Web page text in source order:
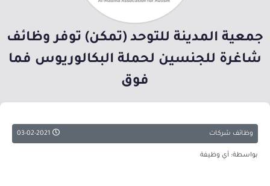
جمعية المدينة للتوحد (تمكن) توفر وظائف
شاغرة للجنسين لحملة البكالوريوس فما
فوق
وظائف شركات
بواسطة: أي وظيفة